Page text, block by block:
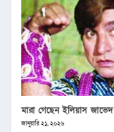
মারা গেছেন ইলিয়াস জাভেদ
জানুয়ারি ২১, ২০২৬